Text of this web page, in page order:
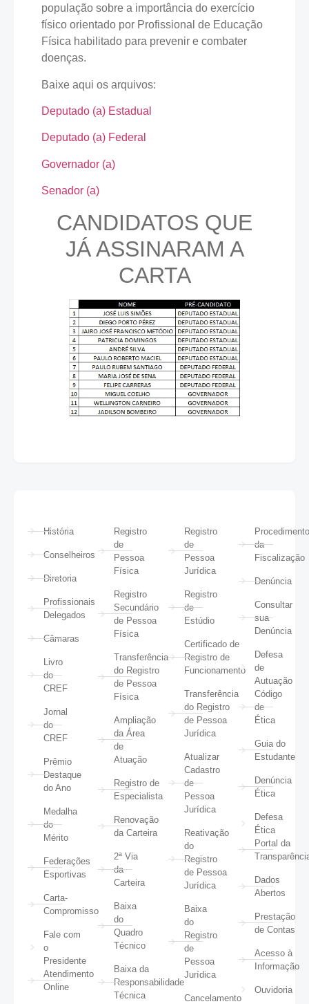
população sobre a importância do exercício
físico orientado por Profissional de Educação
Física habilitado para prevenir e combater
doenças.
Baixe aqui os arquivos:
Deputado (a) Estadual
Deputado (a) Federal
Governador (a)
Senador (a)
CANDIDATOS QUE
JÁ ASSINARAM A
CARTA
História
Conselheiros
Diretoria
Profissionais
Delegados
Câmaras
Livro
do
CREF
Jornal
do
CREF
Prêmio
Destaque
do Ano
Medalha
do
Mérito
Federações
Esportivas
Carta-
Compromisso
Fale com
o
Presidente
Atendimento
Online
Registro
de
Pessoa
Física
Registro
Secundário
de Pessoa
Física
Transferência
do Registro
de Pessoa
Física
Ampliação
da Área
de
Atuação
Registro de
Especialista
Renovação
da Carteira
2ª Via
da
Carteira
Baixa
do
Quadro
Técnico
Baixa da
Responsabilidade
Técnica
Registro
de
Pessoa
Jurídica
Registro
de
Estúdio
Certificado de
Registro de
Funcionamento
Transferência
do Registro
de Pessoa
Jurídica
Atualizar
Cadastro
de
Pessoa
Jurídica
Reativação
do
Registro
de Pessoa
Jurídica
Baixa
do
Registro
de
Pessoa
Jurídica
Cancelamento
da
Fiscalização
Denúncia
Consultar
sua
Denúncia
Defesa
de
Autuação
Código
de
Ética
Guia do
Estudante
Denúncia
Ética
Defesa
Ética
Portal da
Dados
Abertos
Prestação
de Contas
Acesso à
Informação
Ouvidoria